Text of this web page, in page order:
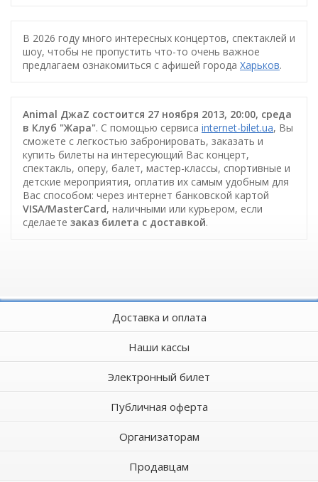
В 2026 году много интересных концертов, спектаклей и
шоу, чтобы не пропустить что-то очень важное
предлагаем ознакомиться с афишей города Харьков.
Animal ДжаZ состоится 27 ноября 2013, 20:00, среда
в Клуб "Жара". С помощью сервиса internet-bilet.ua, Вы
сможете с легкостью забронировать, заказать и
купить билеты на интересующий Вас концерт,
спектакль, оперу, балет, мастер-классы, спортивные и
детские мероприятия, оплатив их самым удобным для
Вас способом: через интернет банковской картой
VISA/MasterCard, наличными или курьером, если
сделаете заказ билета c доставкой.
Доставка и оплата
Наши кассы
Электронный билет
Публичная оферта
Организаторам
Продавцам